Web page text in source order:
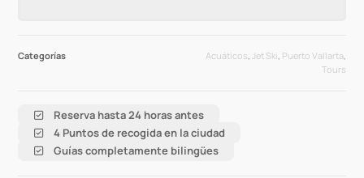
Categorías Acuáticos, Jet Ski, Puerto Vallarta,
Tours
Reserva hasta 24 horas antes
4 Puntos de recogida en la ciudad
Guías completamente bilingües